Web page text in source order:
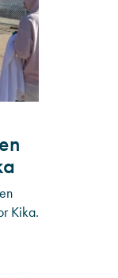
Kika.
ze